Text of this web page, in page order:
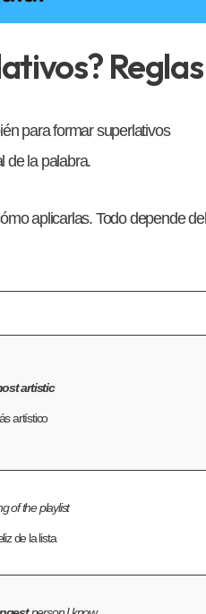
Reglas
para formar superlativos
de la palabra.
aplicarlas. Todo depende del
artistic
artístico
of the playlist
de la lista